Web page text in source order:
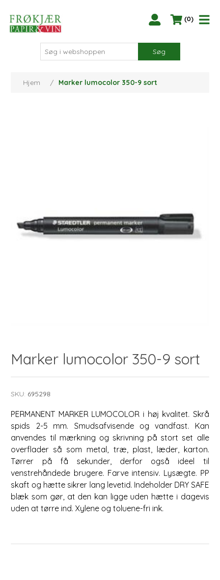
(0)
Søg
Hjem / Marker lumocolor 350-9 sort
Marker lumocolor 350-9 sort
SKU: 695298
PERMANENT MARKER LUMOCOLOR i høj kvalitet. Skrå
spids 2-5 mm. Smudsafvisende og vandfast. Kan
anvendes til mærkning og skrivning på stort set alle
overflader så som metal, træ, plast, læder, karton.
Tørrer på få sekunder, derfor også ideel til
venstrehåndede brugere. Farve intensiv. Lysægte. PP
skaft og hætte sikrer lang levetid. Indeholder DRY SAFE
blæk som gør, at den kan ligge uden hætte i dagevis
uden at tørre ind. Xylene og toluene-fri ink.